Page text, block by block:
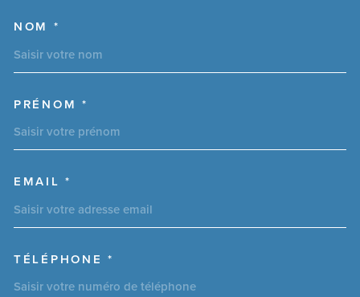
NOM *
PRÉNOM *
EMAIL *
TÉLÉPHONE *